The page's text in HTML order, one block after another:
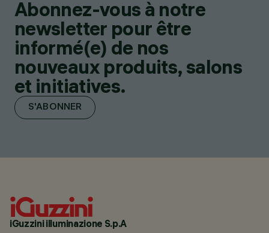
Abonnez-vous à notre
newsletter pour être
informé(e) de nos
nouveaux produits, salons
et initiatives.
S'ABONNER
iGuzzini illuminazione S.p.A